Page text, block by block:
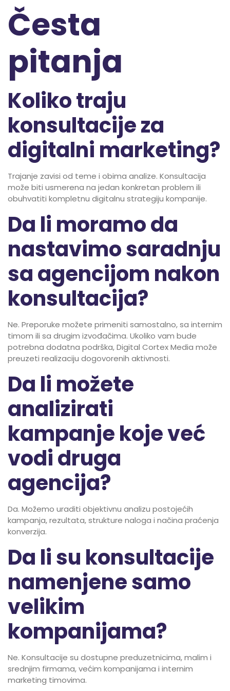
Česta
pitanja
Koliko traju
konsultacije za
digitalni marketing?
Trajanje zavisi od teme i obima analize. Konsultacija
može biti usmerena na jedan konkretan problem ili
obuhvatiti kompletnu digitalnu strategiju kompanije.
Da li moramo da
nastavimo saradnju
sa agencijom nakon
konsultacija?
Ne. Preporuke možete primeniti samostalno, sa internim
timom ili sa drugim izvođačima. Ukoliko vam bude
potrebna dodatna podrška, Digital Cortex Media može
preuzeti realizaciju dogovorenih aktivnosti.
Da li možete
analizirati
kampanje koje već
vodi druga
agencija?
Da. Možemo uraditi objektivnu analizu postojećih
kampanja, rezultata, strukture naloga i načina praćenja
konverzija.
Da li su konsultacije
namenjene samo
velikim
kompanijama?
Ne. Konsultacije su dostupne preduzetnicima, malim i
srednjim firmama, većim kompanijama i internim
marketing timovima.